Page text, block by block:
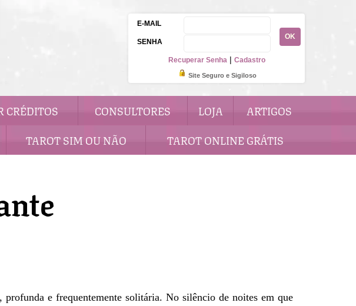
E-MAIL
SENHA
OK
Recuperar Senha | Cadastro
Site Seguro e Sigiloso
CRÉDITOS CONSULTORES LOJA
ARTIGOS
TAROT SIM OU NÃO TAROT ONLINE GRÁTIS
e frequentemente solitária. No silêncio de noites em que